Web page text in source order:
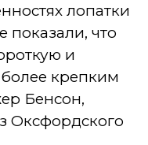
лопатки
показали, что
и
крепким
Бенсон,
Оксфордского